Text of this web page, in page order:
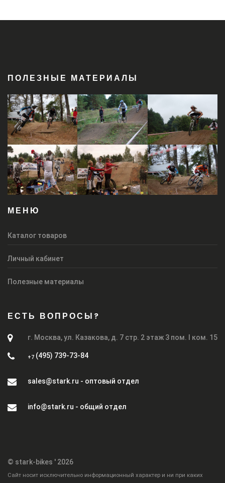
ПОЛЕЗНЫЕ МАТЕРИАЛЫ
МЕНЮ
Каталог товаров
Личный кабинет
Полезные материалы
ЕСТЬ ВОПРОСЫ?
г. Москва, ул. Казакова, д. 7 стр. 2 этаж 3 пом. I ком. 15
+7 (495) 739-73-84
sales@stark.ru - оптовый отдел
info@stark.ru - общий отдел
© stark-bikes ' 2026
Cайт носит исключительно информационный характер и ни при каких